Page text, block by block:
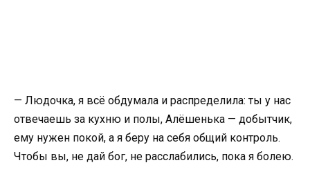
— Людочка, я всё обдумала и распределила: ты у нас
отвечаешь за кухню и полы, Алёшенька — добытчик,
ему нужен покой, а я беру на себя общий контроль.
Чтобы вы, не дай бог, не расслабились, пока я болею.